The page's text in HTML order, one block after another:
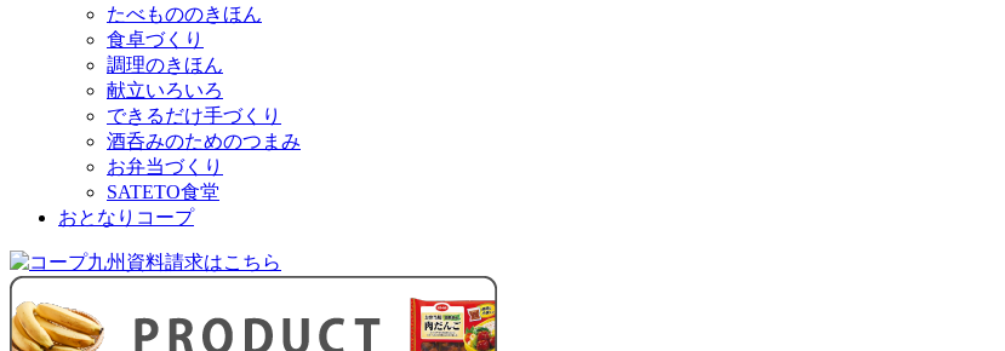
たべもののきほん
食卓づくり
調理のきほん
献立いろいろ
できるだけ手づくり
酒呑みのためのつまみ
お弁当づくり
SATETO食堂
おとなりコープ